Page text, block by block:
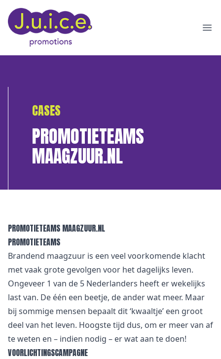
CASES
PROMOTIETEAMS
MAAGZUUR.NL
PROMOTIETEAMS MAAGZUUR.NL
PROMOTIETEAMS
Brandend maagzuur is een veel voorkomende klacht
met vaak grote gevolgen voor het dagelijks leven.
Ongeveer 1 van de 5 Nederlanders heeft er wekelijks
last van. De één een beetje, de ander wat meer. Maar
bij sommige mensen bepaalt dit ‘kwaaltje’ een groot
deel van het leven. Hoogste tijd dus, om er meer van af
te weten en – indien nodig – er wat aan te doen!
VOORLICHTINGSCAMPAGNE